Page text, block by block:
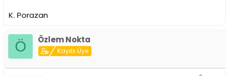
K. Porazan
Ö Özlem Nokta
Kayıtlı Üye